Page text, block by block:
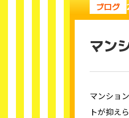
ブログ
マン
マンショ
トが抑え